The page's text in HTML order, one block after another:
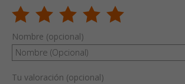
Nombre (opcional)
Tu valoración (opcional)